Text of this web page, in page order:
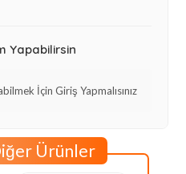
Yapabilirsin
İçin Giriş Yapmalısınız
Ürünler